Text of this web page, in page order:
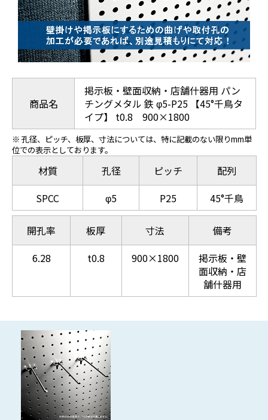
商品名
掲示板・壁面収納・店舗什器用 パン
チングメタル 鉄 φ5-P25 【45°千鳥タ
イプ】 t0.8 900×1800
※ 孔径、ピッチ、板厚、寸法については、特に記載のない限りmm単
位での表示としております。
材質
SPCC
孔径
φ5
ピッチ
P25
配列
45°千鳥
開孔率
6.28
板厚
t0.8
寸法
900×1800
備考
掲示板・壁
面収納・店
舗什器用